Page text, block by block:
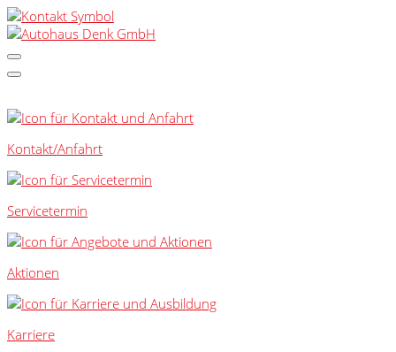
Kontakt/Anfahrt
Servicetermin
Aktionen
Karriere